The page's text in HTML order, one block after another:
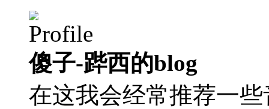
傻子-跸西的blog
在这我会经常推荐一